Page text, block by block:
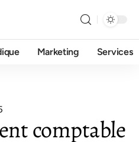
Marketing Services
comptable